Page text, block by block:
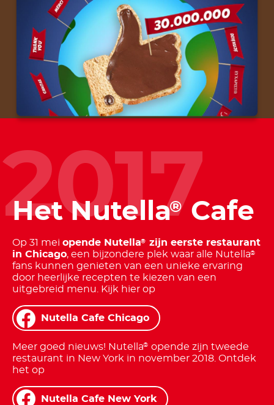
2017
Het Nutella®Cafe
Op 31 mei opende Nutella® zijn eerste restaurant
in Chicago, een bijzondere plek waar alle Nutella®
fans kunnen genieten van een unieke ervaring
door heerlijke recepten te kiezen van een
uitgebreid menu. Kijk hier op
Nutella Cafe Chicago
Meer goed nieuws! Nutella® opende zijn tweede
restaurant in New York in november 2018. Ontdek
het op
Nutella Cafe New York